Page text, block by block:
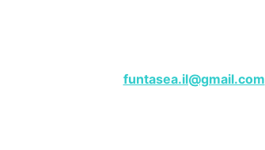
funtasea.il@gmail.com